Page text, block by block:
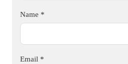
Name *
Email *